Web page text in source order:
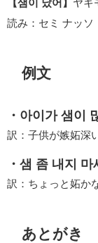
【샘이 났어】 ヤキ
読み：セミ ナッソ
例文
・아이가 샘이
訳：子供が嫉妬深
・샘 좀 내지 마
訳：ちょっと妬か
あとがき